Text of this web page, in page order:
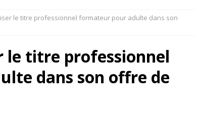
le titre professionnel formateur pour adulte dans son
le titre professionnel
dans son offre de